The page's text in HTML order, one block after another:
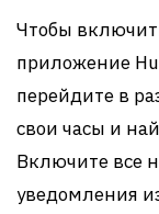
Чтобы
приложение
перейдите в
свои часы и
Включите все
уведомления